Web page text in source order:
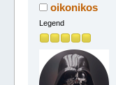
oikonikos
Legend